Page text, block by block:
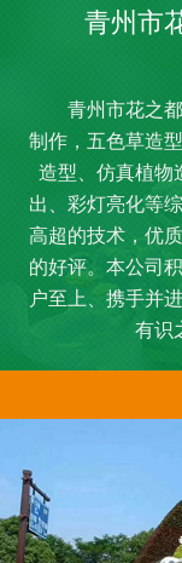
青州市
青州市花之都
制作，五色草造
造型、仿真植物
出、彩灯亮化等
高超的技术，优
的好评。本公司
户至上、携手并
有识